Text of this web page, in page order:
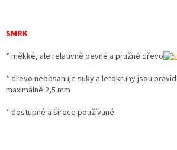
SMRK
* měkké, ale relativně pevné a pružné dřevo
* dřevo neobsahuje suky a letokruhy jsou
maximálně 2,5 mm
* dostupné a široce používané